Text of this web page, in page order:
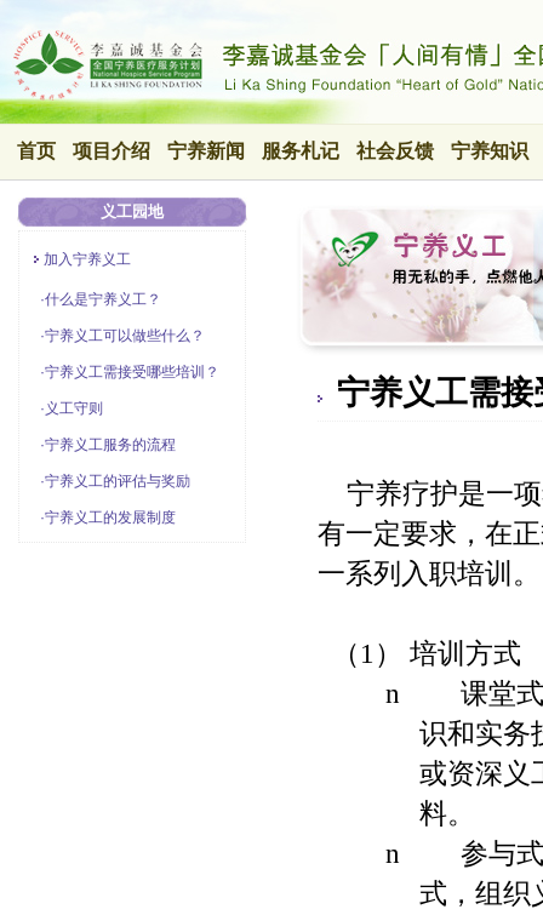
首页 项目介绍 宁养新闻 服务札记 社会反馈 宁养知识
义工园地
加入宁养义工
·什么是宁养义工？
·宁养义工可以做些什么？
·宁养义工需接受哪些培训？
· 义工守则
·宁养义工服务的流程
·宁养义工的评估与奖励
·宁养义工的发展制度
宁养义工需
宁养疗护是一
有一定要求，在
一系列入职培训。
（ 1 ） 培训方式
n
课堂
识和实务
或资深义
料。
n
参与
式，组织